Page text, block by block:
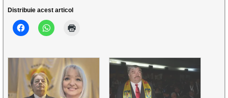
Distribuie acest articol